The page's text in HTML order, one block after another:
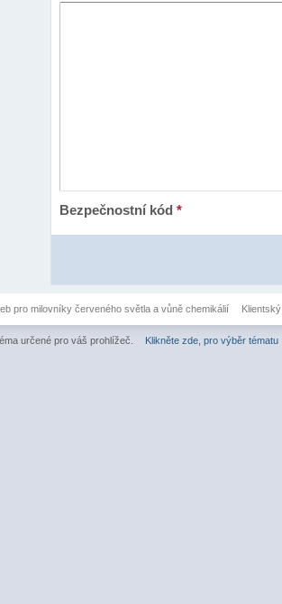
Bezpečnostní kód *
pro milovníky červeného světla a vůně chemikálií
určené pro váš prohlížeč. Klikněte zde, pro výběr tématu